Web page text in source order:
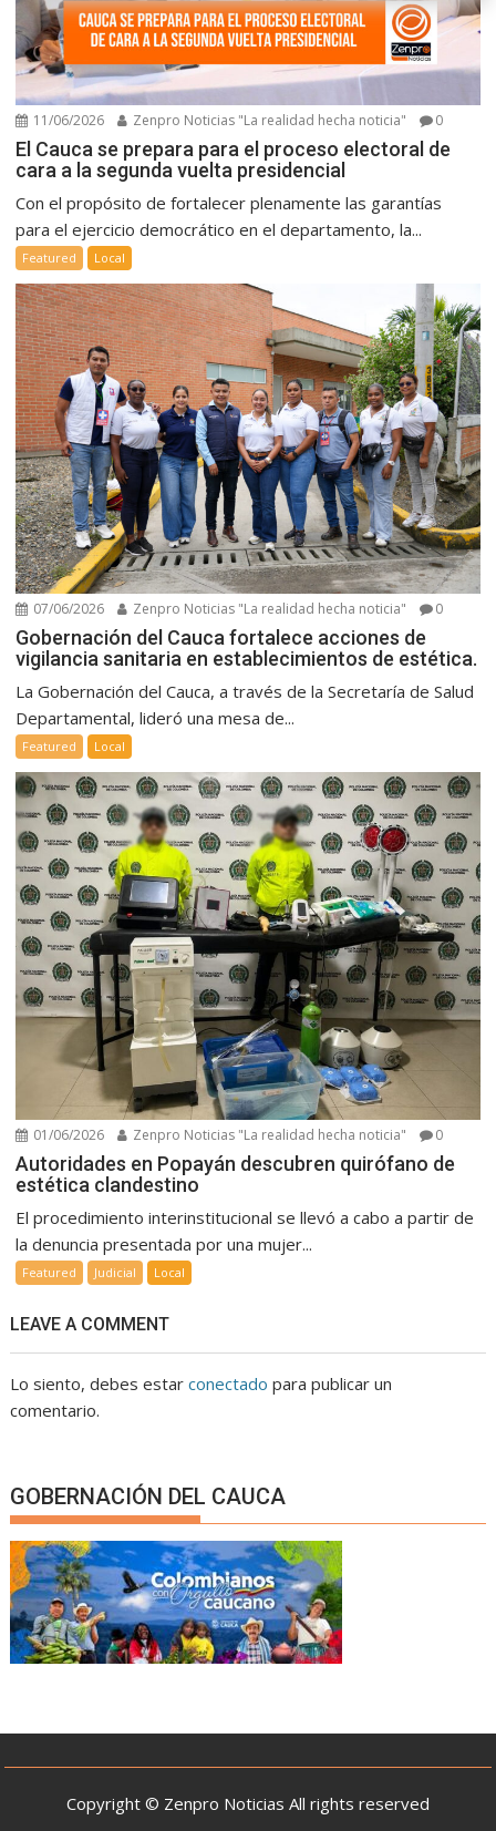
11/06/2026 Zenpro Noticias "La realidad hecha noticia" 0
El Cauca se prepara para el proceso electoral de
cara a la segunda vuelta presidencial
Con el propósito de fortalecer plenamente las garantías
para el ejercicio democrático en el departamento, la...
Featured Local
07/06/2026 Zenpro Noticias "La realidad hecha noticia" 0
Gobernación del Cauca fortalece acciones de
vigilancia sanitaria en establecimientos de estética.
La Gobernación del Cauca, a través de la Secretaría de Salud
Departamental, lideró una mesa de...
Featured Local
01/06/2026 Zenpro Noticias "La realidad hecha noticia" 0
Autoridades en Popayán descubren quirófano de
estética clandestino
El procedimiento interinstitucional se llevó a cabo a partir de
la denuncia presentada por una mujer...
Featured Judicial Local
LEAVE A COMMENT
Lo siento, debes estarconectado para publicar un
comentario.
GOBERNACIÓN DEL CAUCA
Copyright © Zenpro Noticias All rights reserved